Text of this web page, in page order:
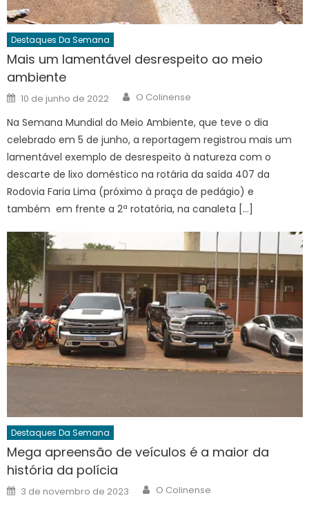
Destaques Da Semana
Mais um lamentável desrespeito ao meio
ambiente
Posted
on
10 de junho de 2022 Author
O Colinense
Na Semana Mundial do Meio Ambiente, que teve o dia
celebrado em 5 de junho, a reportagem registrou mais um
lamentável exemplo de desrespeito à natureza com o
descarte de lixo doméstico na rotária da saída 407 da
Rodovia Faria Lima (próximo à praça de pedágio) e
também em frente a 2ª rotatória, na canaleta […]
Destaques Da Semana
Mega apreensão de veículos é a maior da
história da polícia
Posted
on
3 de novembro de 2023 Author
O Colinense